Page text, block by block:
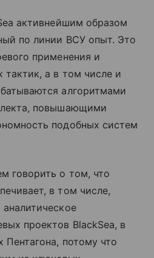
активнейшим образом
по линии ВСУ опыт. Это
применения и
тактик, а в том числе и
алгоритмами
повышающими
подобных систем
говорить о том, что
в том числе,
проектов BlackSea, в
Пентагона, потому что